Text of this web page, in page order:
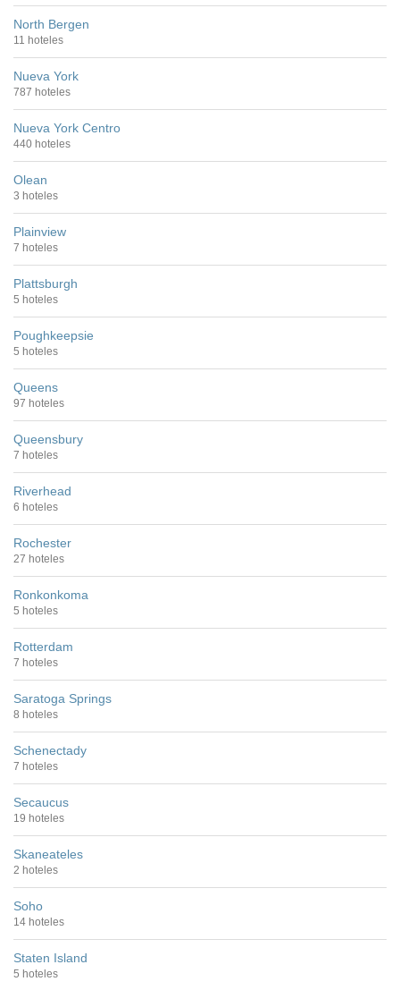
North Bergen
11 hoteles
Nueva York
787 hoteles
Nueva York Centro
440 hoteles
Olean
3 hoteles
Plainview
7 hoteles
Plattsburgh
5 hoteles
Poughkeepsie
5 hoteles
Queens
97 hoteles
Queensbury
7 hoteles
Riverhead
6 hoteles
Rochester
27 hoteles
Ronkonkoma
5 hoteles
Rotterdam
7 hoteles
Saratoga Springs
8 hoteles
Schenectady
7 hoteles
Secaucus
19 hoteles
Skaneateles
2 hoteles
Soho
14 hoteles
Staten Island
5 hoteles